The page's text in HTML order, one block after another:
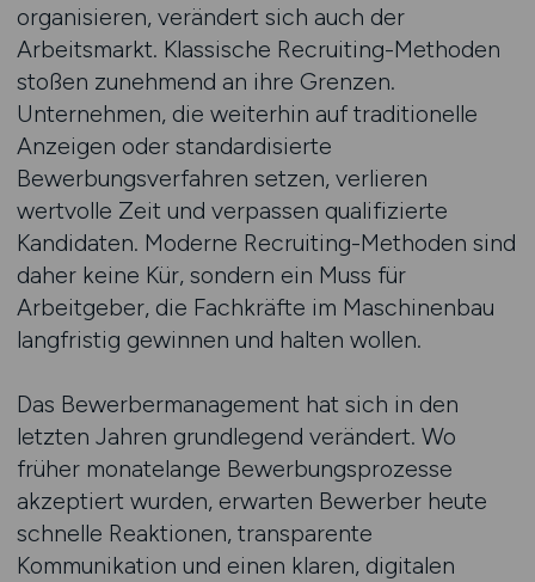
organisieren, verändert sich auch der
Arbeitsmarkt. Klassische Recruiting-Methoden
stoßen zunehmend an ihre Grenzen.
Unternehmen, die weiterhin auf traditionelle
Anzeigen oder standardisierte
Bewerbungsverfahren setzen, verlieren
wertvolle Zeit und verpassen qualifizierte
Kandidaten. Moderne Recruiting-Methoden sind
daher keine Kür, sondern ein Muss für
Arbeitgeber, die Fachkräfte im Maschinenbau
langfristig gewinnen und halten wollen.
Das Bewerbermanagement hat sich in den
letzten Jahren grundlegend verändert. Wo
früher monatelange Bewerbungsprozesse
akzeptiert wurden, erwarten Bewerber heute
schnelle Reaktionen, transparente
Kommunikation und einen klaren, digitalen